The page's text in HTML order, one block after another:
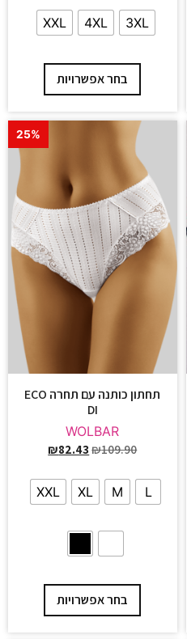
3XL
4XL
XXL
בחר אפשרויות
25%
תחתון כותנה עם תחרה ECO
DI
WOLBAR
₪109.90
₪82.43
L
M
XL
XXL
בחר אפשרויות